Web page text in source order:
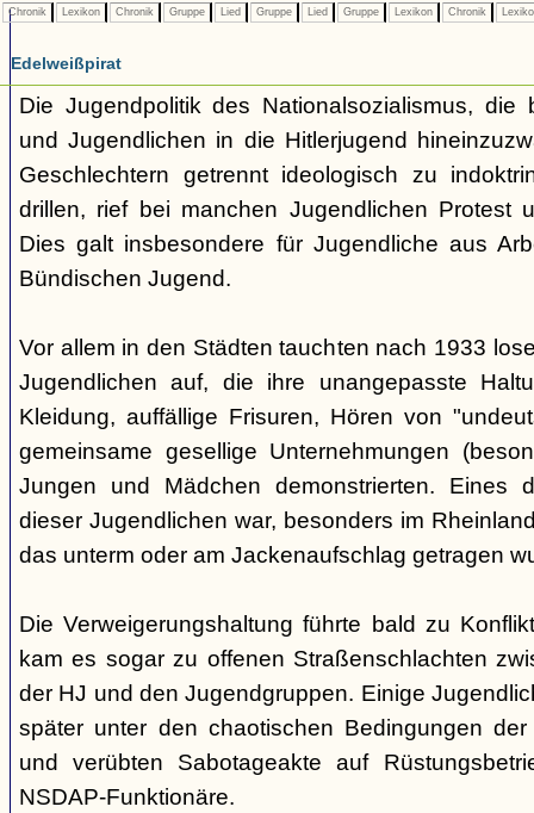
Chronik Lexikon Chronik Gruppe Lied Gruppe Lied Gruppe Lexikon Chronik
Edelweißpirat
Die Jugendpolitik des Nationalsozialismus, die
und Jugendlichen in die Hitlerjugend
Geschlechtern getrennt ideologisch zu
drillen, rief bei manchen Jugendlichen Protest
Dies galt insbesondere für Jugendliche aus
Bündischen Jugend.
Vor allem in den Städten tauchten nach 1933
Jugendlichen auf, die ihre unangepasste
Kleidung, auffällige Frisuren, Hören von
gemeinsame gesellige Unternehmungen
Jungen und Mädchen demonstrierten. Eines
dieser Jugendlichen war, besonders im
das unterm oder am Jackenaufschlag getragen
Die Verweigerungshaltung führte bald zu
kam es sogar zu offenen Straßenschlachten
der HJ und den Jugendgruppen. Einige
später unter den chaotischen Bedingungen
und verübten Sabotageakte auf
NSDAP-Funktionäre.